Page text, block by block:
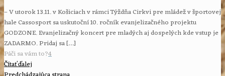
– V utorok 13.11. v Košiciach v rámci Týždňa Cirkvi pre mládež v športovej
hale Cassosport sa uskutoční 10. ročník evanjelizačného projektu
GODZONE. Evanjelizačný koncert pre mladých aj dospelých kde vstup je
ZADARMO. Pridaj sa[…]
Páči sa vám to?4
Čítať ďalej